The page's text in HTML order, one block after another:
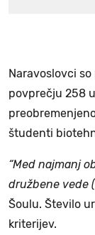
Naravoslovci
povprečju 258
študenti
“Med najmanj
družbene vede
Šoulu. Število
kriterijev.